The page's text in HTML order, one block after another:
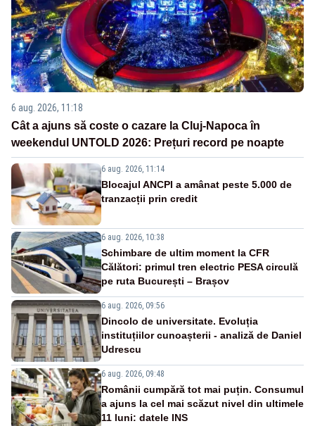
6 aug. 2026, 11:18
Cât a ajuns să coste o cazare la Cluj-Napoca în
weekendul UNTOLD 2026: Prețuri record pe noapte
6 aug. 2026, 11:14
Blocajul ANCPI a amânat peste 5.000 de
tranzacții prin credit
6 aug. 2026, 10:38
Schimbare de ultim moment la CFR
Călători: primul tren electric PESA circulă
pe ruta București – Brașov
6 aug. 2026, 09:56
Dincolo de universitate. Evoluția
instituțiilor cunoașterii - analiză de Daniel
Udrescu
6 aug. 2026, 09:48
Românii cumpără tot mai puțin. Consumul
a ajuns la cel mai scăzut nivel din ultimele
11 luni: datele INS